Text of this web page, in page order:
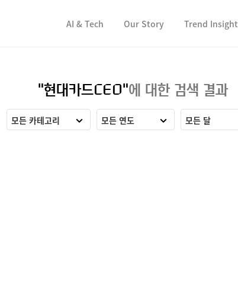
AI & Tech Our Story Trend Insight
"현대카드CEO"에 대한 검색 결과
모든 카테고리 모든 연도 모든 달